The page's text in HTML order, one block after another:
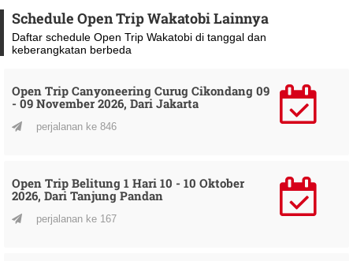
Schedule Open Trip Wakatobi Lainnya
Daftar schedule Open Trip Wakatobi di tanggal dan
keberangkatan berbeda
Open Trip Canyoneering Curug Cikondang 09
- 09 November 2026, Dari Jakarta
perjalanan ke 846
Open Trip Belitung 1 Hari 10 - 10 Oktober
2026, Dari Tanjung Pandan
perjalanan ke 167